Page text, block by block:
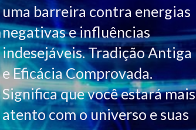
uma barreira contra energias
negativas e influências
indesejáveis. Tradição Antiga
e Eficácia Comprovada.
Significa que você estará mais
atento com o universo e suas